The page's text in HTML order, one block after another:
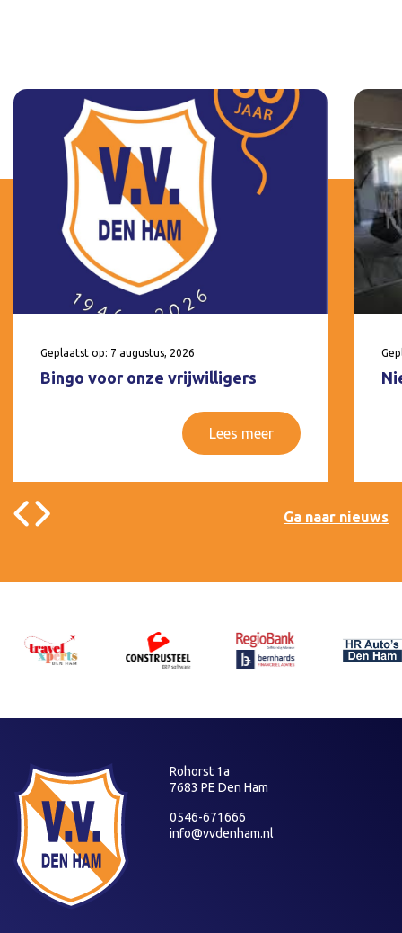
Geplaatst op: 7 augustus, 2026
Bingo voor onze vrijwilligers
Lees meer
Ga naar nieuws
Rohorst 1a
7683 PE Den Ham
0546-671666
info@vvdenham.nl